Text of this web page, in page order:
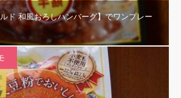
ド 和風おろしハンバーグ】でワンプレー